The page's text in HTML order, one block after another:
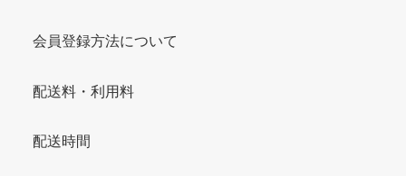
会員登録方法について
配送料・利用料
配送時間